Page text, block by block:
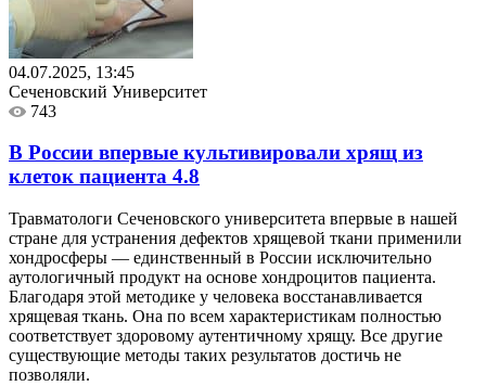
04.07.2025, 13:45
Сеченовский Университет
743
В России впервые культивировали хрящ из
клеток пациента 4.8
Травматологи Сеченовского университета впервые в нашей
стране для устранения дефектов хрящевой ткани применили
хондросферы — единственный в России исключительно
аутологичный продукт на основе хондроцитов пациента.
Благодаря этой методике у человека восстанавливается
хрящевая ткань. Она по всем характеристикам полностью
соответствует здоровому аутентичному хрящу. Все другие
существующие методы таких результатов достичь не
позволяли.